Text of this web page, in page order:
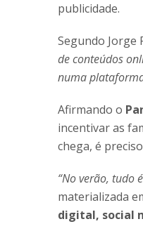
publicidade.
Segundo Jorge
de conteúdos
numa
Afirmando o
incentivar as
chega, é
“No verão, tudo
materializada
digital, social